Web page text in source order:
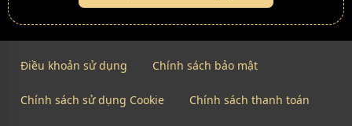
Điều khoản sử dụng Chính sách bảo mật
Chính sách sử dụng Cookie Chính sách thanh toán